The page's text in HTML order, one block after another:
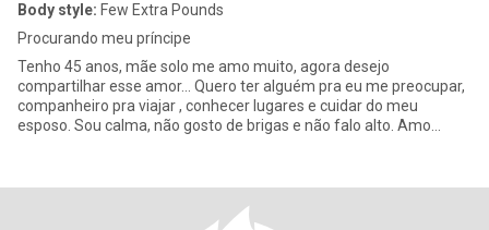
Body style: Few Extra Pounds
Procurando meu príncipe
Tenho 45 anos, mãe solo me amo muito, agora desejo
compartilhar esse amor... Quero ter alguém pra eu me preocupar,
companheiro pra viajar , conhecer lugares e cuidar do meu
esposo. Sou calma, não gosto de brigas e não falo alto. Amo